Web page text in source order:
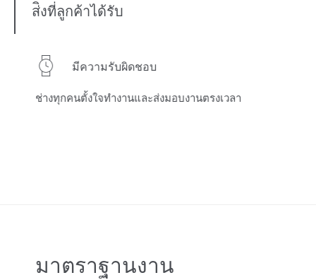
ส่ิงที่ลูกค้าได้รับ
มีความรับผิดชอบ
ช่างทุกคนตั้งใจทำงานและส่งมอบงานตรงเวลา
มาตราฐานงาน